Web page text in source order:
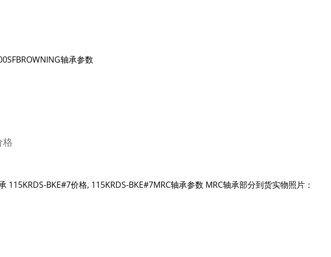
轴承参数
格
BKE#7价格, 115KRDS-BKE#7MRC轴承参数 MRC轴承部分到货实物照片：